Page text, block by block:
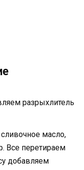
разрыхлитель
масло,
Все перетираем
добавляем